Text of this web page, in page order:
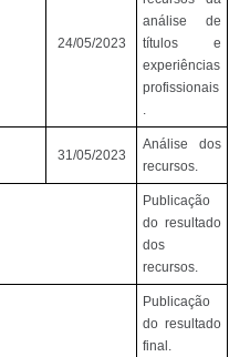
24/05/2023
análise de
títulos e
experiências
profissionais
31/05/2023
Análise dos
recursos.
Publicação
do resultado
dos
recursos.
Publicação
do resultado
final.